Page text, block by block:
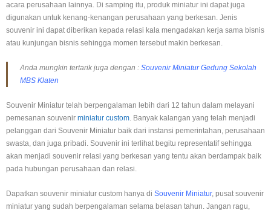
acara perusahaan lainnya. Di samping itu, produk miniatur ini dapat juga
digunakan untuk kenang-kenangan perusahaan yang berkesan. Jenis
souvenir ini dapat diberikan kepada relasi kala mengadakan kerja sama bisnis
atau kunjungan bisnis sehingga momen tersebut makin berkesan.
Anda mungkin tertarik juga dengan : Souvenir Miniatur Gedung Sekolah
MBS Klaten
Souvenir Miniatur telah berpengalaman lebih dari 12 tahun dalam melayani
pemesanan souvenir miniatur custom. Banyak kalangan yang telah menjadi
pelanggan dari Souvenir Miniatur baik dari instansi pemerintahan, perusahaan
swasta, dan juga pribadi. Souvenir ini terlihat begitu representatif sehingga
akan menjadi souvenir relasi yang berkesan yang tentu akan berdampak baik
pada hubungan perusahaan dan relasi.
Dapatkan souvenir miniatur custom hanya di Souvenir Miniatur, pusat souvenir
miniatur yang sudah berpengalaman selama belasan tahun. Jangan ragu,